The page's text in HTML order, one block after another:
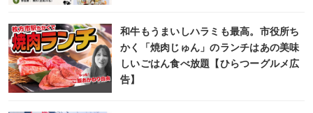
和牛もうまいしハラミも最高。市役所ち
かく「焼肉じゅん」のランチはあの美味
しいごはん食べ放題【ひらつーグルメ広
告】